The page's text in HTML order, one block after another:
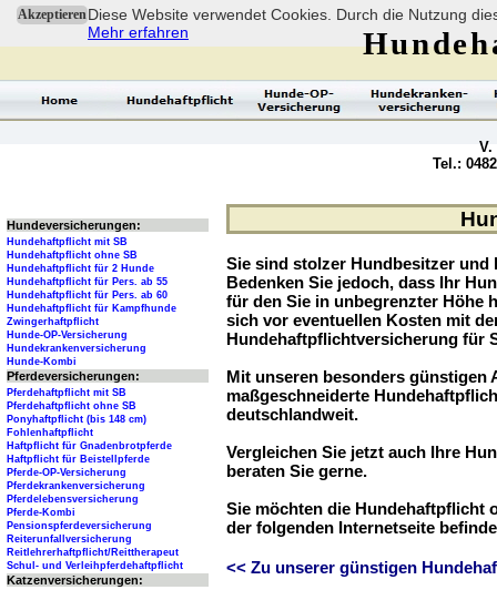
AkzeptierenDiese Website verwendet Cookies. Durch die Nutzung
Mehr erfahren
Sie sind stolzer Hundbesitzer und
Bedenken Sie jedoch, dass Ihr
für den Sie in unbegrenzter Höhe
sich vor eventuellen Kosten mit
Hundehaftpflichtversicherung für
Mit unseren besonders günstigen
maßgeschneiderte
deutschlandweit.
Vergleichen Sie jetzt auch Ihre
beraten Sie gerne.
Sie möchten die Hundehaftpflicht
der folgenden Internetseite
<< Zu unserer günstigen
V.
Tel.:
Hundeversicherungen:
Hundehaftpflicht mit SB
Hundehaftpflicht ohne SB
Hundehaftpflicht für 2 Hunde
Hundehaftpflicht für Pers. ab 55
Hundehaftpflicht für Pers. ab 60
Hundehaftpflicht für Kampfhunde
Zwingerhaftpflicht
Hunde-OP-Versicherung
Hundekrankenversicherung
Hunde-Kombi
Pferdeversicherungen:
Pferdehaftpflicht mit SB
Pferdehaftpflicht ohne SB
Ponyhaftpflicht (bis 148 cm)
Fohlenhaftpflicht
Haftpflicht für Gnadenbrotpferde
Haftpflicht für Beistellpferde
Pferde-OP-Versicherung
Pferdekrankenversicherung
Pferdelebensversicherung
Pferde-Kombi
Pensionspferdeversicherung
Reiterunfallversicherung
Reitlehrerhaftpflicht/Reittherapeut
Schul- und Verleihpferdehaftpflicht
Katzenversicherungen: